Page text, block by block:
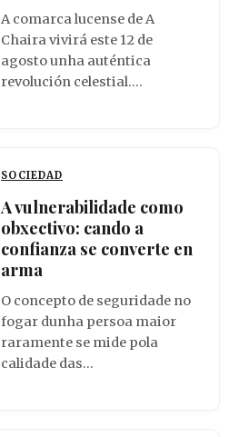
A comarca lucense de A
Chaira vivirá este 12 de
agosto unha auténtica
revolución celestial.…
SOCIEDAD
A vulnerabilidade como
obxectivo: cando a
confianza se converte en
arma
O concepto de seguridade no
fogar dunha persoa maior
raramente se mide pola
calidade das…